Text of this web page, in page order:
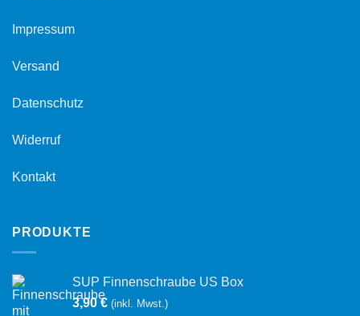
Impressum
Versand
Datenschutz
Widerruf
Kontakt
PRODUKTE
SUP Finnenschraube US Box
3,90€ (inkl. Mwst.)